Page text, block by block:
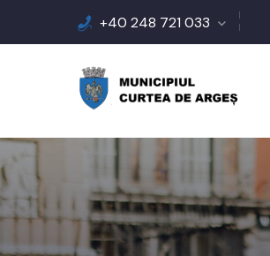
+40 248 721 033